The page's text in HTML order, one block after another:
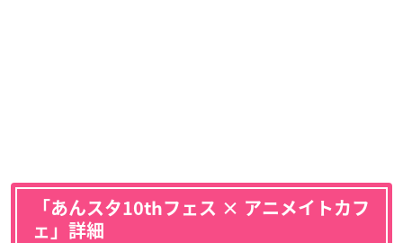
「あんスタ10thフェス × アニメイトカフ
ェ」詳細